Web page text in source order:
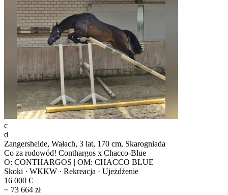
c
d
Zangersheide, Wałach, 3 lat, 170 cm, Skarogniada
Co za rodowód! Conthargos x Chacco-Blue
O: CONTHARGOS | OM: CHACCO BLUE
Skoki · WKKW · Rekreacja · Ujeżdżenie
16 000 €
~ 73 664 zł